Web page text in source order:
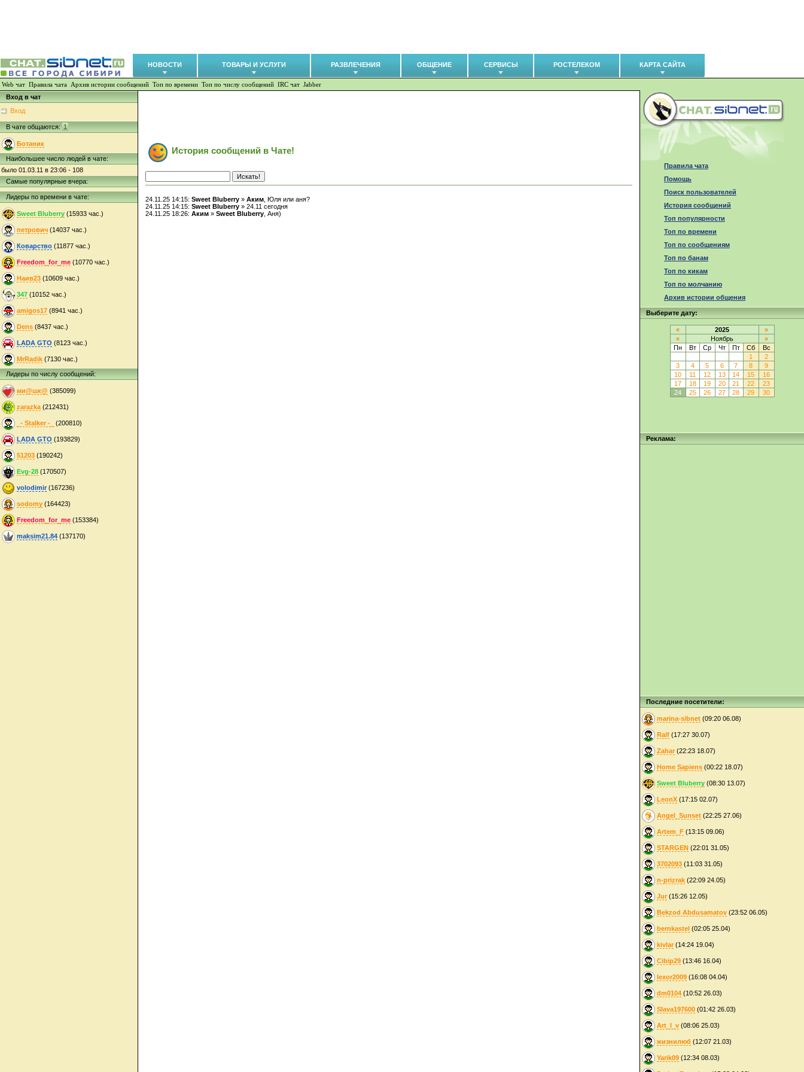
НОВОСТИ ТОВАРЫ И УСЛУГИ РАЗВЛЕЧЕНИЯ ОБЩЕНИЕ СЕРВИСЫ РОСТЕЛЕКОМ КАРТА САЙТА
Web чат Правила чата Архив истории сообщений Топ по времени Топ по числу сообщений IRC чат Jabber
Вход в чат
Вход
В чате общаются: 1
Ботаник
Наибольшее число людей в чате:
было 01.03.11 в 23:06 - 108
Самые популярные вчера:
Лидеры по времени в чате:
Sweet Bluberry (15933 час.)
петрович (14037 час.)
Коварство (11877 час.)
Freedom_for_me (10770 час.)
Наив23 (10609 час.)
347 (10152 час.)
amigos17 (8941 час.)
Dens (8437 час.)
LADA GTO (8123 час.)
MrRadik (7130 час.)
Лидеры по числу сообщений:
ми@шк@ (385099)
zarazka (212431)
_- Stalker -_ (200810)
LADA GTO (193829)
51203 (190242)
Evg-28 (170507)
volodimir(167236)
sodomy (164423)
Freedom_for_me (153384)
maksim21.84 (137170)
История сообщений в Чате!
24.11.25 14:15: Sweet Bluberry » Аким , Юля или аня?
24.11.25 14:15: Sweet Bluberry » 24.11 сегодня
24.11.25 18:26: Аким » Sweet Bluberry , Аня)
Правила чата
Помощь
Поиск пользователей
История сообщений
Топ популярности
Топ по времени
Топ по сообщениям
Топ по банам
Топ по кикам
Топ по молчанию
Архив истории общения
Выберите дату:
« 2025
»
«
Ноябрь
»
Пн
Вт Ср Чт Пт Сб
Вс
1
2
3
4 5 6 7 8
9
10
11 12 13 14 15
16
17
18 19 20 21 22
23
24
25 26 27 28 29 30
Реклама:
Последние посетители:
marina-sibnet (09:20 06.08)
Ralf (17:27 30.07)
Zahar (22:23 18.07)
Home Sapiens (00:22 18.07)
Sweet Bluberry (08:30 13.07)
LeonX (17:15 02.07)
Angel_Sunset (22:25 27.06)
Artem_F (13:15 09.06)
STARGEN (22:01 31.05)
3702093 (11:03 31.05)
n-prizrak (22:09 24.05)
Jur (15:26 12.05)
Bekzod Abdusamatov (23:52 06.05)
bernkastel (02:05 25.04)
kivlar (14:24 19.04)
Cibip29 (13:46 16.04)
lexor2009 (16:08 04.04)
dm0104 (10:52 26.03)
Slava197600 (01:42 26.03)
Art_l_v (08:06 25.03)
жизнилюб (12:07 21.03)
Yarik09 (12:34 08.03)